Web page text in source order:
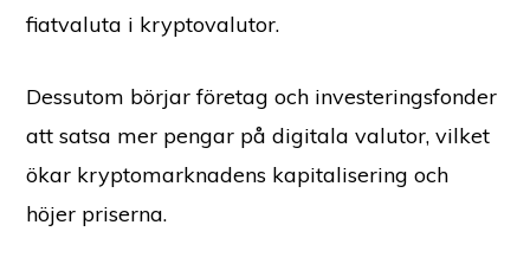
fiatvaluta i kryptovalutor.
Dessutom börjar företag och investeringsfonder
att satsa mer pengar på digitala valutor, vilket
ökar kryptomarknadens kapitalisering och
höjer priserna.